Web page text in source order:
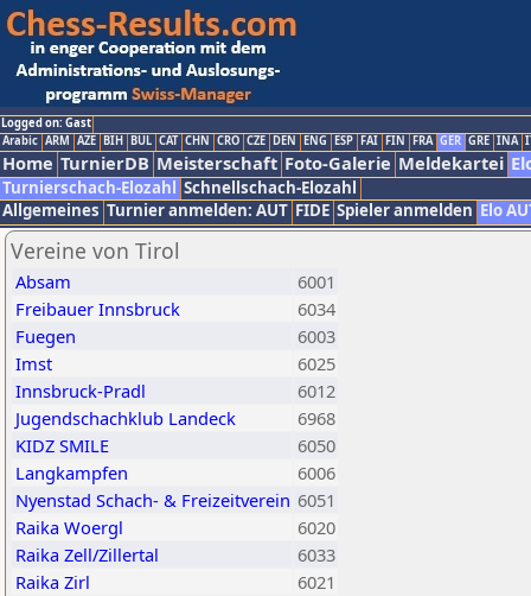
Logged on: Gast
Arabic ARM AZE BIH BUL CAT CHN CRO CZE DEN ENG ESP FAI FIN FRA GER GRE INA
Home TurnierDB Meisterschaft Foto-Galerie Meldekartei
Turnierschach-Elozahl Schnellschach-Elozahl
Allgemeines Turnier anmelden: AUT FIDE Spieler anmelden Elo
Vereine von Tirol
Absam
6001
Freibauer Innsbruck
6034
Fuegen
6003
Imst
6025
Innsbruck-Pradl
6012
Jugendschachklub Landeck
6968
KIDZ SMILE
6050
Langkampfen
6006
Nyenstad Schach- & Freizeitverein 6051
Raika Woergl
6020
Raika Zell/Zillertal
6033
Raika Zirl
6021